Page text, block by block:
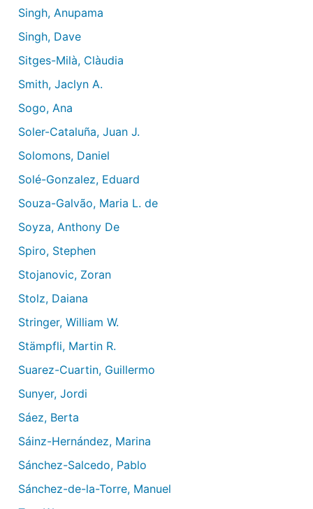
Singh, Anupama
Singh, Dave
Sitges-Milà, Clàudia
Smith, Jaclyn A.
Sogo, Ana
Soler-Cataluña, Juan J.
Solomons, Daniel
Solé-Gonzalez, Eduard
Souza-Galvão, Maria L. de
Soyza, Anthony De
Spiro, Stephen
Stojanovic, Zoran
Stolz, Daiana
Stringer, William W.
Stämpfli, Martin R.
Suarez-Cuartin, Guillermo
Sunyer, Jordi
Sáez, Berta
Sáinz-Hernández, Marina
Sánchez-Salcedo, Pablo
Sánchez-de-la-Torre, Manuel